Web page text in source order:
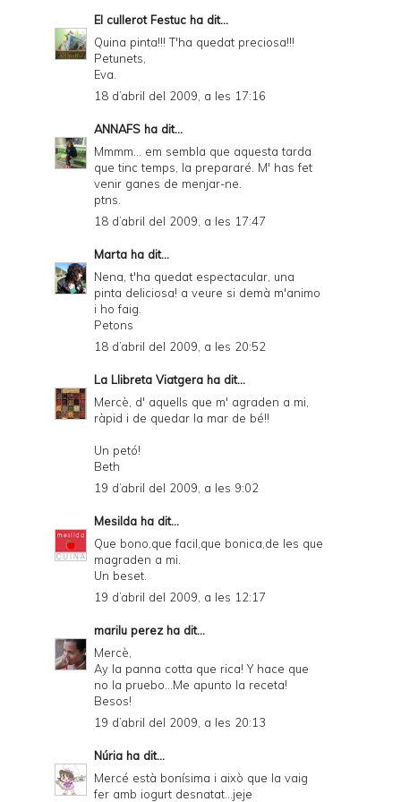
El cullerot Festuc ha dit...
Quina pinta!!! T'ha quedat preciosa!!!
Petunets,
Eva.
18 d’abril del 2009, a les 17:16
ANNAFS ha dit...
Mmmm... em sembla que aquesta tarda
que tinc temps, la prepararé. M' has fet
venir ganes de menjar-ne.
ptns.
18 d’abril del 2009, a les 17:47
Marta ha dit...
Nena, t'ha quedat espectacular, una
pinta deliciosa! a veure si demà m'animo
i ho faig.
Petons
18 d’abril del 2009, a les 20:52
La Llibreta Viatgera ha dit...
Mercè, d' aquells que m' agraden a mi,
ràpid i de quedar la mar de bé!!
Un petó!
Beth
19 d’abril del 2009, a les 9:02
Mesilda ha dit...
Que bono,que facil,que bonica,de les que
magraden a mi.
Un beset.
19 d’abril del 2009, a les 12:17
marilu perezha dit...
Mercè,
Ay la panna cotta que rica! Y hace que
no la pruebo...Me apunto la receta!
Besos!
19 d’abril del 2009, a les 20:13
Núria ha dit...
Mercé està bonísima i això que la vaig
fer amb iogurt desnatat...jeje